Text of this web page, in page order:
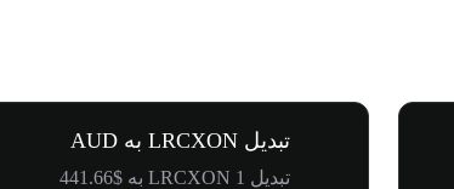
تبدیل LRCXON به AUD
تبدیل 1 LRCXON به $441.66